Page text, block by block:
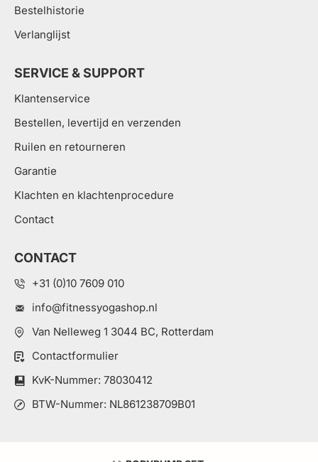
Bestelhistorie
Verlanglijst
SERVICE & SUPPORT
Klantenservice
Bestellen, levertijd en verzenden
Ruilen en retourneren
Garantie
Klachten en klachtenprocedure
Contact
CONTACT
+31 (0)10 7609 010
info@fitnessyogashop.nl
Van Nelleweg 1 3044 BC, Rotterdam
Contactformulier
KvK-Nummer: 78030412
BTW-Nummer: NL861238709B01